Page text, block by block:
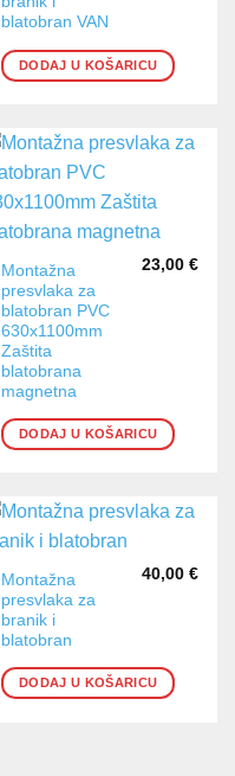
blatobran VAN
DODAJ U KOŠARICU
Montažna
presvlaka za
blatobran PVC
630x1100mm
Zaštita
blatobrana
magnetna
23,00 €
DODAJ U KOŠARICU
Montažna
presvlaka za
branik i
blatobran
40,00 €
DODAJ U KOŠARICU